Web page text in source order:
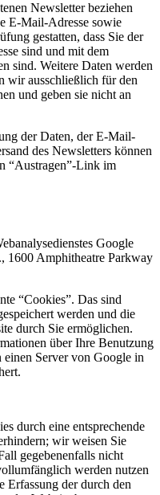
Newsletter beziehen
E-Mail-Adresse sowie
gestatten, dass Sie der
sind und mit dem
sind. Weitere Daten werden
wir ausschließlich für den
und geben sie nicht an
der Daten, der E-Mail-
des Newsletters können
“Austragen”-Link im
Google
1600 Amphitheatre Parkway
“Cookies”. Das sind
werden und die
durch Sie ermöglichen.
über Ihre Benutzung
einen Server von Google in
durch eine entsprechende
wir weisen Sie
gegebenenfalls nicht
werden nutzen
Erfassung der durch den